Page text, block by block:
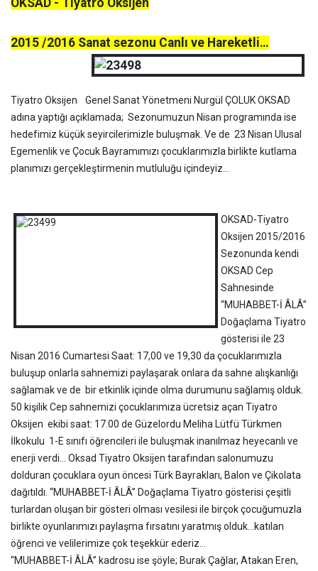
OKSAD - Tiyatro Oksijen
2015 /2016 Sanat sezonu Canlı ve Hareketli…
Tiyatro Oksijen Genel Sanat Yönetmeni Nurgül ÇOLUK OKSAD
adına yaptığı açıklamada; Sezonumuzun Nisan programında ise
hedefimiz küçük seyircilerimizle buluşmak. Ve de 23 Nisan Ulusal
Egemenlik ve Çocuk Bayramımızı çocuklarımızla birlikte kutlama
planımızı gerçekleştirmenin mutluluğu içindeyiz…
OKSAD-Tiyatro
Oksijen 2015/2016
Sezonunda kendi
OKSAD Cep
Sahnesinde
“MUHABBET-İ ÂLÂ”
Doğaçlama Tiyatro
gösterisi ile 23
Nisan 2016 Cumartesi Saat: 17,00 ve 19,30 da çocuklarımızla
buluşup onlarla sahnemizi paylaşarak onlara da sahne alışkanlığı
sağlamak ve de bir etkinlik içinde olma durumunu sağlamış olduk.
50 kişilik Cep sahnemizi çocuklarımıza ücretsiz açan Tiyatro
Oksijen ekibi saat: 17.00 de Güzelordu Meliha Lütfü Türkmen
İlkokulu 1-E sınıfı öğrencileri ile buluşmak inanılmaz heyecanlı ve
enerji verdi… Oksad Tiyatro Oksijen tarafından salonumuzu
dolduran çocuklara oyun öncesi Türk Bayrakları, Balon ve Çikolata
dağıtıldı. “MUHABBET-İ ÂLÂ” Doğaçlama Tiyatro gösterisi çeşitli
turlardan oluşan bir gösteri olması vesilesi ile birçok çocuğumuzla
birlikte oyunlarımızı paylaşma fırsatını yaratmış olduk…katılan
öğrenci ve velilerimize çok teşekkür ederiz…
“MUHABBET-İ ÂLÂ” kadrosu ise şöyle; Burak Çağlar, Atakan Eren,